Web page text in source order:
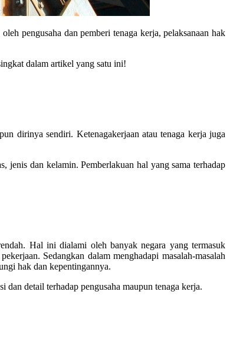
pengusaha dan pemberi tenaga kerja, pelaksanaan hak
dalam artikel yang satu ini!
dirinya sendiri. Ketenagakerjaan atau tenaga kerja juga
jenis dan kelamin. Pemberlakuan hal yang sama terhadap
Hal ini dialami oleh banyak negara yang termasuk
Sedangkan dalam menghadapi masalah-masalah
hak dan kepentingannya.
detail terhadap pengusaha maupun tenaga kerja.